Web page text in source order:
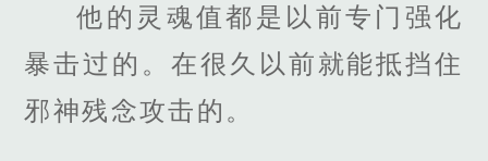
他的灵魂值都是以前专门强化
暴击过的。在很久以前就能抵挡住
邪神残念攻击的。